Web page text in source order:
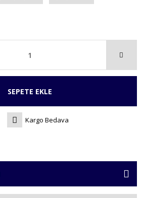
SEPETE EKLE
Kargo Bedava